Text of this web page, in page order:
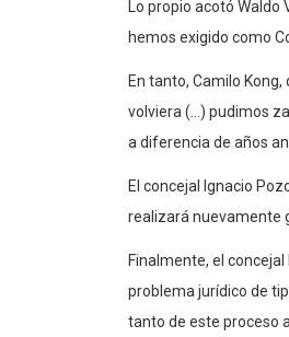
Lo propio acotó Waldo
hemos exigido como
En tanto, Camilo
volviera (…) pudimos
a diferencia de años
El concejal Ignacio
realizará nuevamente
Finalmente, el
problema jurídico de
tanto de este proceso